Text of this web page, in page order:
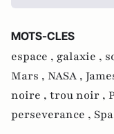
MOTS-CLES
espace , galaxie ,
Mars , NASA ,
noire , trou noir ,
perseverance ,